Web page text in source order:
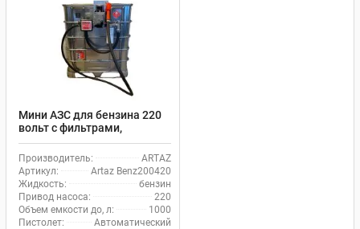
Мини АЗС для бензина 220
вольт с фильтрами,
автоматическим
пистолетом и счетчиком
Artaz Benz200420
Производитель:
ARTAZ
Артикул:
Artaz Benz200420
Жидкость:
бензин
Привод насоса:
220
Объем емкости до, л:
1000
Пистолет:
Автоматический